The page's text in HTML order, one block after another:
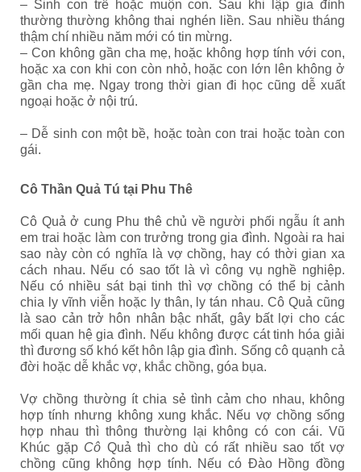
– Sinh con trễ hoặc muộn con. Sau khi lập gia đình
thường thường không thai nghén liền. Sau nhiều tháng
thậm chí nhiều năm mới có tin mừng.
– Con không gần cha mẹ, hoặc không hợp tính với con,
hoặc xa con khi con còn nhỏ, hoặc con lớn lên không ở
gần cha mẹ. Ngay trong thời gian đi học cũng dễ xuất
ngoại hoặc ở nội trú.
– Dễ sinh con một bề, hoặc toàn con trai hoặc toàn con
gái.
Cô Thần Quả Tú tại Phu Thê
Cô Quả ở cung Phu thê chủ về người phối ngẫu ít anh
em trai hoặc làm con trưởng trong gia đình. Ngoài ra hai
sao này còn có nghĩa là vợ chồng, hay có thời gian xa
cách nhau. Nếu có sao tốt là vì công vụ nghề nghiệp.
Nếu có nhiều sát bại tinh thì vợ chồng có thể bị cảnh
chia ly vĩnh viễn hoặc ly thân, ly tán nhau. Cô Quả cũng
là sao cản trở hôn nhân bậc nhất, gây bất lợi cho các
mối quan hệ gia đình. Nếu không được cát tinh hóa giải
thì đương số khó kết hôn lập gia đình. Sống cô quạnh cả
đời hoặc dễ khắc vợ, khắc chồng, góa bụa.
Vợ chồng thường ít chia sẻ tình cảm cho nhau, không
hợp tính nhưng không xung khắc. Nếu vợ chồng sống
hợp nhau thì thông thường lại không có con cái. Vũ
Khúc gặpCô Quả thì cho dù có rất nhiều sao tốt vợ
chồng cũng không hợp tính. Nếu có Đào Hồng đồng